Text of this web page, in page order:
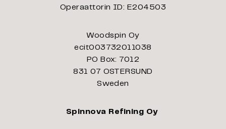
Operaattorin ID: E204503
Woodspin Oy
ecit003732011038
PO Box: 7012
831 07 OSTERSUND
Sweden
Spinnova Refining Oy